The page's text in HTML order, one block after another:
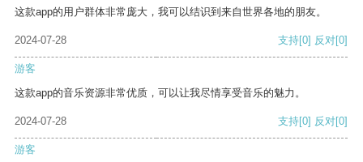
这款app的用户群体非常庞大，我可以结识到来自世界各地的朋友。
2024-07-28 支持[0] 反对[0]
游客
这款app的音乐资源非常优质，可以让我尽情享受音乐的魅力。
2024-07-28 支持[0] 反对[0]
游客